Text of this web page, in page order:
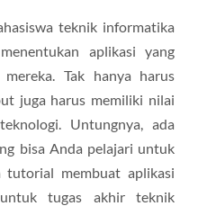
teknik informatika
aplikasi yang
Tak hanya harus
juga harus memiliki nilai
Untungnya, ada
bisa Anda pelajari untuk
membuat aplikasi
tugas akhir teknik